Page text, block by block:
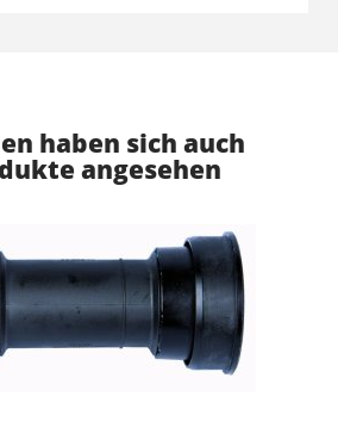
haben sich auch
angesehen